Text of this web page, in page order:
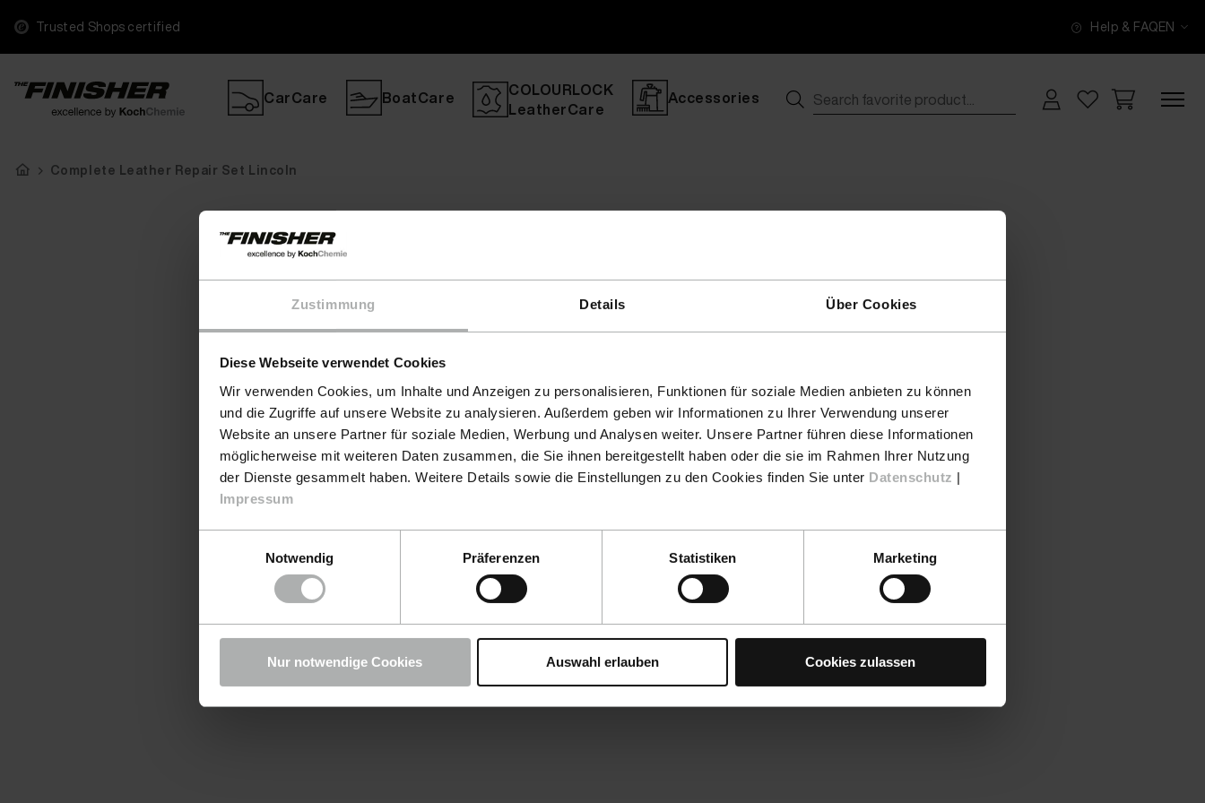
Zustimmung Details Über Cookies
Diese Webseite verwendet Cookies
Wir verwenden Cookies, um Inhalte und Anzeigen zu personalisieren, Funktionen für soziale Medien anbieten zu können
und die Zugriffe auf unsere Website zu analysieren. Außerdem geben wir Informationen zu Ihrer Verwendung unserer
Website an unsere Partner für soziale Medien, Werbung und Analysen weiter. Unsere Partner führen diese Informationen
möglicherweise mit weiteren Daten zusammen, die Sie ihnen bereitgestellt haben oder die sie im Rahmen Ihrer Nutzung
der Dienste gesammelt haben. Weitere Details sowie die Einstellungen zu den Cookies finden Sie unter Datenschutz |
Impressum
Notwendig
Präferenzen Statistiken Marketing
Nur notwendige Cookies Auswahl erlauben Cookies zulassen
Trusted Shops certified Help & FAQEN
CarCare BoatCare
COLOURLOCK
LeatherCare
Accessories
Complete Leather Repair Set Lincoln